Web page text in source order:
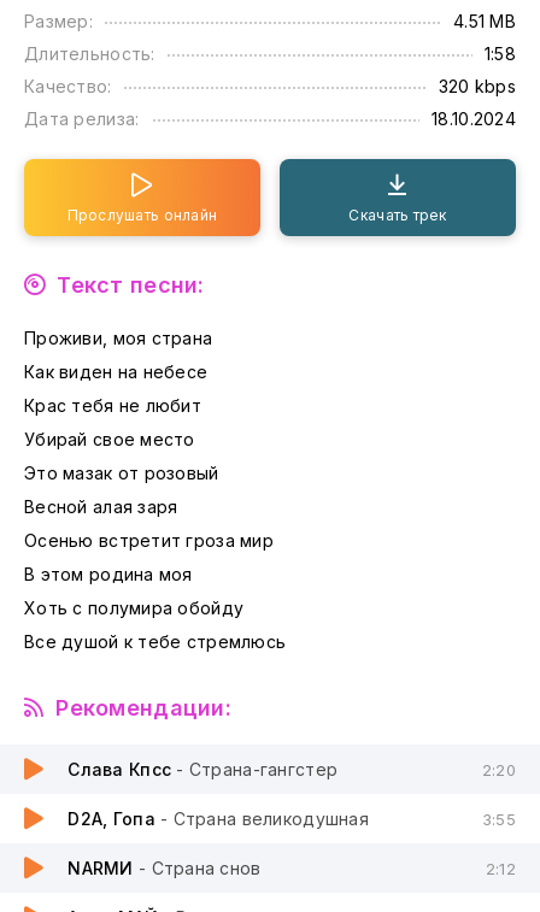
Размер:
4.51 MB
Длительность:
1:58
Качество:
320 kbps
Дата релиза:
18.10.2024
Прослушать онлайн Скачать трек
Текст песни:
Проживи, моя страна
Как виден на небесе
Крас тебя не любит
Убирай свое место
Это мазак от розовый
Весной алая заря
Осенью встретит гроза мир
В этом родина моя
Хоть с полумира обойду
Все душой к тебе стремлюсь
Рекомендации:
Слава Кпсс - Страна-гангстер 2:20
D2A, Гопа - Страна великодушная 3:55
NARМИ - Страна снов 2:12